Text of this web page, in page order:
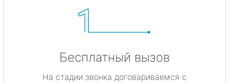
Бесплатный вызов
На стадии звонка договариваемся с